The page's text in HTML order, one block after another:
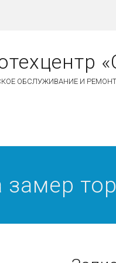
ОБСЛУЖИВАНИЕ И
замер